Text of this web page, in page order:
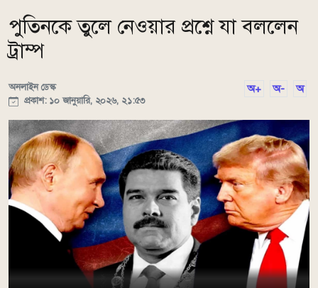
পুতিনকে তুলে নেওয়ার প্রশ্নে যা বললেন
ট্রাম্প
অনলাইন ডেস্ক
প্রকাশ: ১০ জানুয়ারি, ২০২৬, ২১:৫৩
অ+ অ- অ